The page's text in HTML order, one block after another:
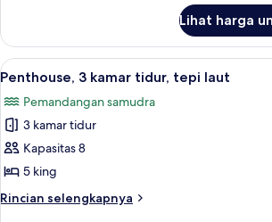
Suite,
kamar
pemandangan
samudra
Lihat harga
Lihat
semua
foto
untuk
Penthouse,
3
kamar
tidur,
7
Penthouse, 3 kamar tidur, tepi laut
Pemandangan samudra
3 kamar tidur
Kapasitas 8
5 king
Rincian selengkapnya
Rincian